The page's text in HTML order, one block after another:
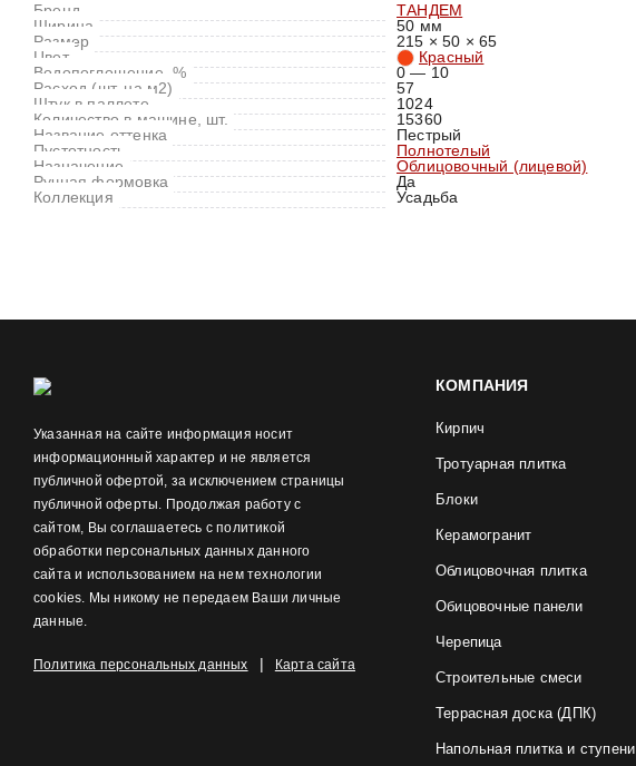
Бренд ТАНДЕМ
Ширина
50 мм
Размер
215 × 50 × 65
Цвет
Красный
Водопоглощение, %
0 — 10
Расход (шт. на м2)
57
Штук в паллете
1024
Количество в машине, шт.
15360
Название оттенка
Пестрый
Пустотность
Полнотелый
Назначение
Облицовочный (лицевой)
Ручная формовка
Да
Коллекция
Усадьба
Указанная на сайте информация носит
информационный характер и не является
публичной офертой, за исключением страницы
публичной оферты. Продолжая работу с
сайтом, Вы соглашаетесь с политикой
обработки персональных данных данного
сайта и использованием на нем технологии
cookies. Мы никому не передаем Ваши личные
данные.
Политика персональных данных | Карта сайта
КОМПАНИЯ
Кирпич
Тротуарная плитка
Блоки
Керамогранит
Облицовочная плитка
Обицовочные панели
Черепица
Строительные смеси
Террасная доска (ДПК)
Напольная плитка и ступени